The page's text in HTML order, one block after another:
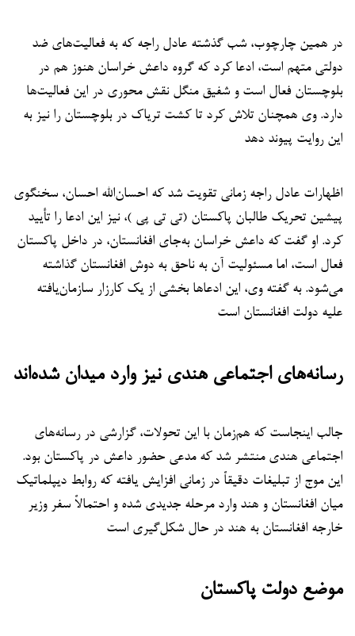
در همین چارچوب، شب گذشته عادل راجه که به فعالیت‌های ضد
دولتی متهم است، ادعا کرد که گروه داعش خراسان هنوز هم در
بلوچستان فعال است و شفیق منگل نقش محوری در این فعالیت‌ها
دارد. وی همچنان تلاش کرد تا کشت تریاک در بلوچستان را نیز به
این روایت پیوند دهد
اظهارات عادل راجه زمانی تقویت شد که احسان‌الله احسان، سخنگوی
پیشین تحریک طالبان پاکستان (تی تی پی )، نیز این ادعا را تأیید
کرد. او گفت که داعش خراسان به‌جای افغانستان، در داخل پاکستان
فعال است، اما مسئولیت آن به ناحق به دوش افغانستان گذاشته
می‌شود. به گفته وی، این ادعاها بخشی از یک کارزار سازمان‌یافته
علیه دولت افغانستان است
رسانه‌های اجتماعی هندی نیز وارد میدان شده‌اند
جالب اینجاست که هم‌زمان با این تحولات، گزارشی در رسانه‌های
اجتماعی هندی منتشر شد که مدعی حضور داعش در پاکستان بود.
این موج از تبلیغات دقیقاً در زمانی افزایش یافته که روابط دیپلماتیک
میان افغانستان و هند وارد مرحله جدیدی شده و احتمالاً سفر وزیر
خارجه افغانستان به هند در حال شکل‌گیری است
موضع دولت پاکستان